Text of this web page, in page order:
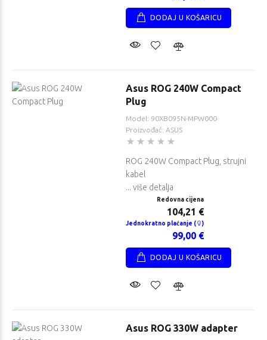
DODAJ U KOŠARICU
Asus ROG 240W Compact
Plug
Model: 90XB095N-MPW000
Proizvođač: ASUS
ROG 240W Compact Plug, strujni
kabel
... više detalja
Redovna cijena
104,21 €
Jednokratno plaćanje ( )
99,00 €
DODAJ U KOŠARICU
Asus ROG 330W adapter